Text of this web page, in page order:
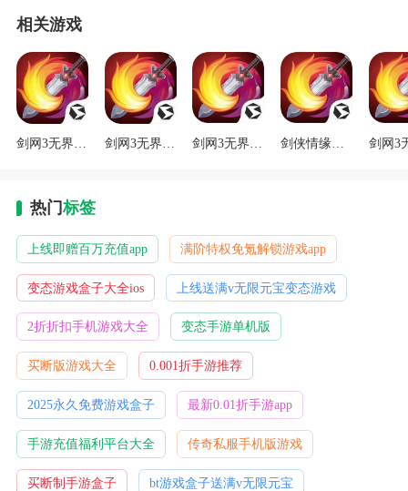
相关游戏
剑网3无界官网版 剑网3无界正式服国服 剑网3无界安卓版 剑侠情缘三手游2024
热门标签
上线即赠百万充值app 满阶特权免氪解锁游戏app
变态游戏盒子大全ios 上线送满v无限元宝变态游戏
2折折扣手机游戏大全 变态手游单机版
买断版游戏大全 0.001折手游推荐
2025永久免费游戏盒子 最新0.01折手游app
手游充值福利平台大全 传奇私服手机版游戏
买断制手游盒子 bt游戏盒子送满v无限元宝